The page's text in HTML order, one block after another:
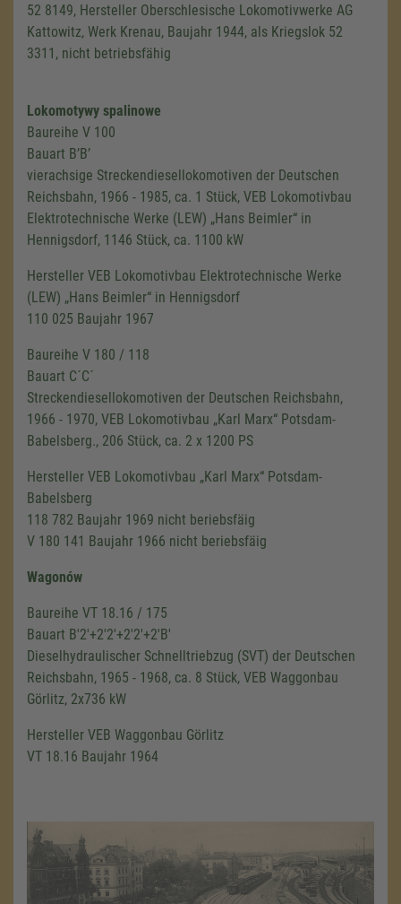
52 8149, Hersteller Oberschlesische Lokomotivwerke AG
Kattowitz, Werk Krenau, Baujahr 1944, als Kriegslok 52
3311, nicht betriebsfähig
Lokomotywy spalinowe
Baureihe V 100
Bauart B’B’
vierachsige Streckendiesellokomotiven der Deutschen
Reichsbahn, 1966 - 1985, ca. 1 Stück, VEB Lokomotivbau
Elektrotechnische Werke (LEW) „Hans Beimler“ in
Hennigsdorf, 1146 Stück, ca. 1100 kW
Hersteller VEB Lokomotivbau Elektrotechnische Werke
(LEW) „Hans Beimler“ in Hennigsdorf
110 025 Baujahr 1967
Baureihe V 180 / 118
Bauart C´C´
Streckendiesellokomotiven der Deutschen Reichsbahn,
1966 - 1970, VEB Lokomotivbau „Karl Marx“ Potsdam-
Babelsberg., 206 Stück, ca. 2 x 1200 PS
Hersteller VEB Lokomotivbau „Karl Marx“ Potsdam-
Babelsberg
118 782 Baujahr 1969 nicht beriebsfäig
V 180 141 Baujahr 1966 nicht beriebsfäig
Wagonów
Baureihe VT 18.16 / 175
Bauart B'2'+2'2'+2'2'+2'B'
Dieselhydraulischer Schnelltriebzug (SVT) der Deutschen
Reichsbahn, 1965 - 1968, ca. 8 Stück, VEB Waggonbau
Görlitz, 2x736 kW
Hersteller VEB Waggonbau Görlitz
VT 18.16 Baujahr 1964
We need your consent to load the
Google Maps service!
We use a third party service to embed map